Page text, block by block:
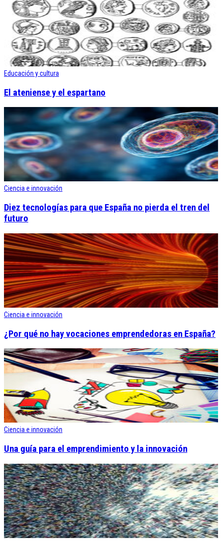
Educación y cultura
El ateniense y el espartano
Ciencia e innovación
Diez tecnologías para que España no pierda el tren del
futuro
Ciencia e innovación
¿Por qué no hay vocaciones emprendedoras en España?
Ciencia e innovación
Una guía para el emprendimiento y la innovación